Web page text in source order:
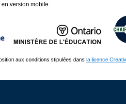
version mobile.
aux conditions stipulées dans la licence